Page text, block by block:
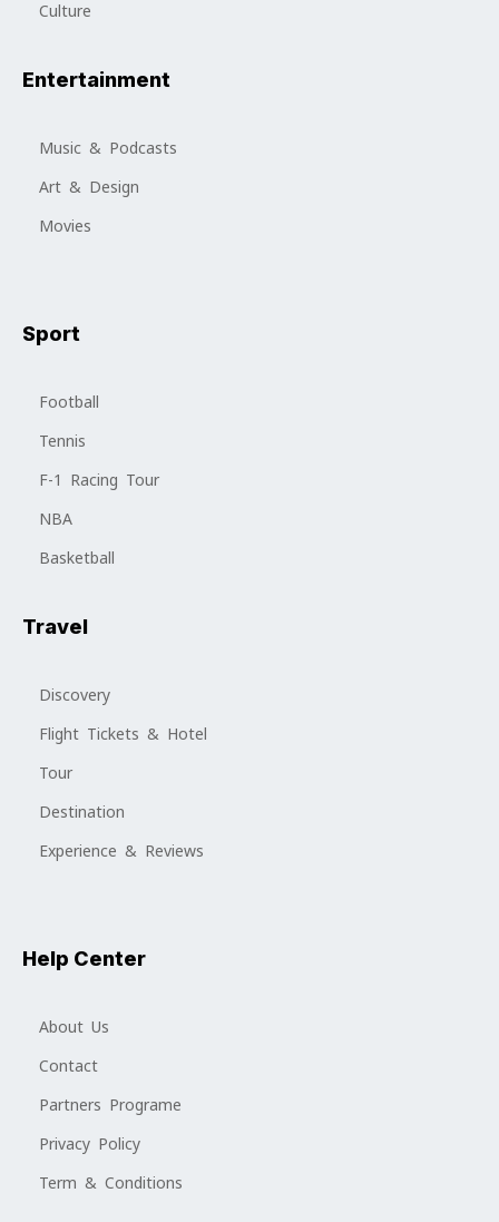
Culture
Entertainment
Music & Podcasts
Art & Design
Movies
Sport
Football
Tennis
F-1 Racing Tour
NBA
Basketball
Travel
Discovery
Flight Tickets & Hotel
Tour
Destination
Experience & Reviews
Help Center
About Us
Contact
Partners Programe
Privacy Policy
Term & Conditions